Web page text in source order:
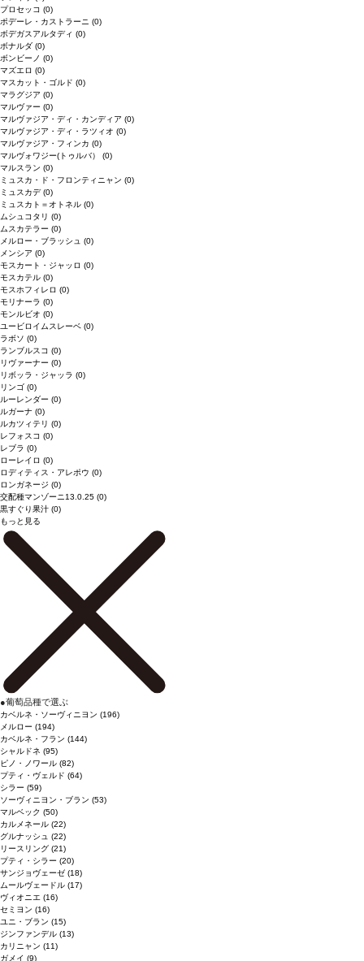
プロセッコ (0)
ポデーレ・カストラーニ (0)
ボデガスアルタディ (0)
ボナルダ (0)
ボンビーノ (0)
マズエロ (0)
マスカット・ゴルド (0)
マラグジア (0)
マルヴァー (0)
マルヴァジア・ディ・カンディア (0)
マルヴァジア・ディ・ラツィオ (0)
マルヴァジア・フィンカ (0)
マルヴォワジー(トゥルバ） (0)
マルスラン (0)
ミュスカ・ド・フロンティニャン (0)
ミュスカデ(0)
ミュスカト＝オトネル (0)
ムシュコタリ (0)
ムスカテラー (0)
メルロー・ブラッシュ (0)
メンシア (0)
モスカート・ジャッロ (0)
モスカテル (0)
モスホフィレロ (0)
モリナーラ (0)
モンルビオ (0)
ユービロイムスレーベ (0)
ラボソ (0)
ランブルスコ (0)
リヴァーナー (0)
リボッラ・ジャッラ (0)
リンゴ (0)
ルーレンダー (0)
ルガーナ (0)
ルカツィテリ (0)
レフォスコ (0)
レブラ (0)
ローレイロ (0)
ロディティス・アレポウ (0)
ロンガネージ (0)
交配種マンゾーニ13.0.25 (0)
黒すぐり果汁 (0)
もっと見る
●葡萄品種で選ぶ
カベルネ・ソーヴィニヨン (196)
メルロー (194)
カベルネ・フラン (144)
シャルドネ (95)
ピノ・ノワール (82)
プティ・ヴェルド (64)
シラー (59)
ソーヴィニヨン・ブラン (53)
マルベック (50)
カルメネール (22)
グルナッシュ (22)
リースリング (21)
プティ・シラー (20)
サンジョヴェーゼ (18)
ムールヴェードル (17)
ヴィオニエ (16)
セミヨン (16)
ユニ・ブラン (15)
ジンファンデル (13)
カリニャン (11)
ガメイ (9)